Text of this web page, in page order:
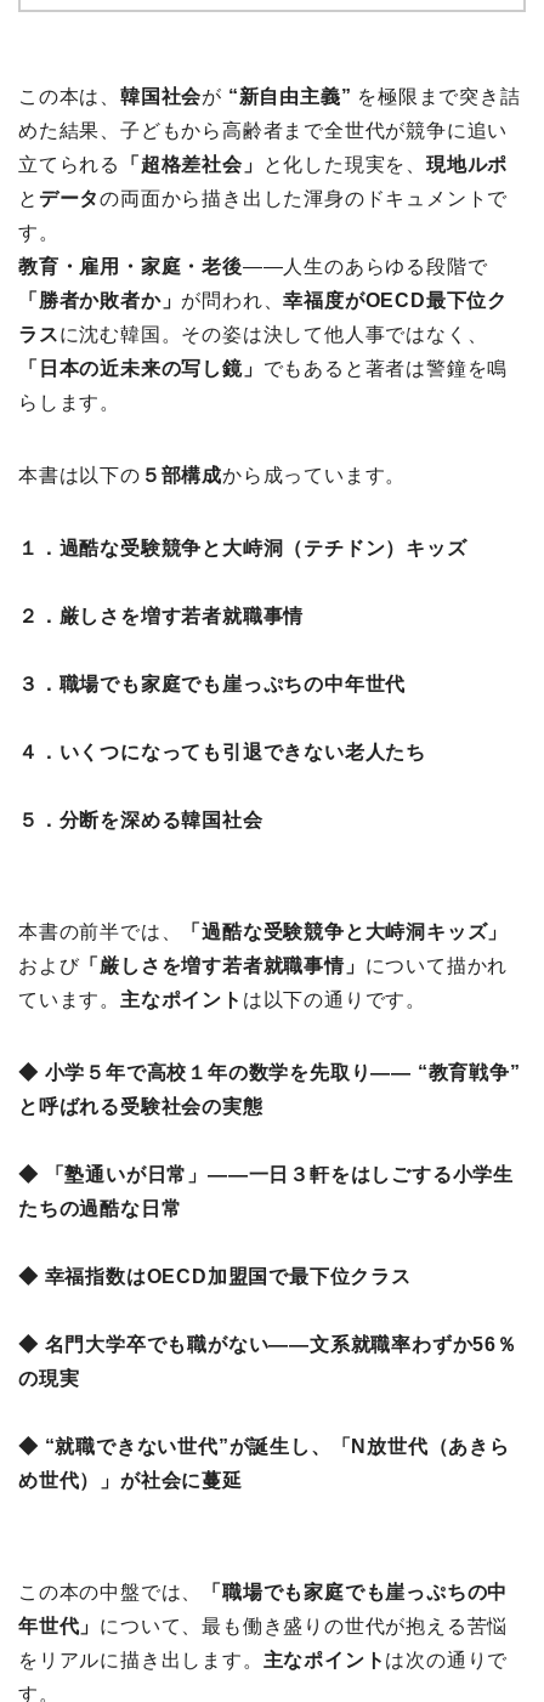
この本は、 韓国社会が “新自由主義” を極限まで突き詰
めた結果、子どもから高齢者まで全世代が競争に追い
立てられる
「超格差社会」 と化した現実を、現地ルポ
と データの両面から描き出した渾身のドキュメントで
す。
教育・雇用・家庭・老後――人生のあらゆる段階で
「勝者か敗者か」 が問われ、幸福度がOECD最下位ク
ラスに沈む韓国。その姿は決して他人事ではなく、
「日本の近未来の写し鏡」 でもあると著者は警鐘を鳴
らします。
本書は以下の ５部構成から成っています。
１．過酷な受験競争と大峙洞（テチドン）キッズ
２．厳しさを増す若者就職事情
３．職場でも家庭でも崖っぷちの中年世代
４．いくつになっても引退できない老人たち
５．分断を深める韓国社会
本書の前半では、
「過酷な受験競争と大峙洞キッズ」
および「厳しさを増す若者就職事情」 について描かれ
ています。 主なポイント は以下の通りです。
◆ 小学５年で高校１年の数学を先取り―― “教育戦争”
と呼ばれる受験社会の実態
◆ 「塾通いが日常」――一日３軒をはしごする小学生
たちの過酷な日常
◆ 幸福指数はOECD加盟国で最下位クラス
◆ 名門大学卒でも職がない――文系就職率わずか56％
の現実
◆ “就職できない世代”が誕生し、「N放世代（あきら
め世代）」が社会に蔓延
この本の中盤では、
「職場でも家庭でも崖っぷちの中
年世代」 について、最も働き盛りの世代が抱える苦悩
をリアルに描き出します。 主なポイント は次の通りで
す。